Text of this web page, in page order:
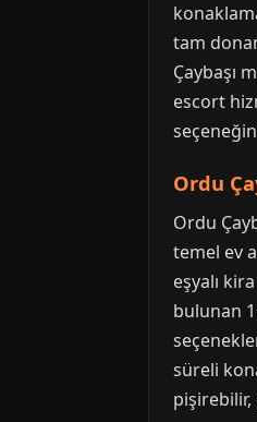
tam
Çaybaşı
escort
Ordu
Ordu
temel ev
eşyalı
bulunan
süreli
pişirebilir,